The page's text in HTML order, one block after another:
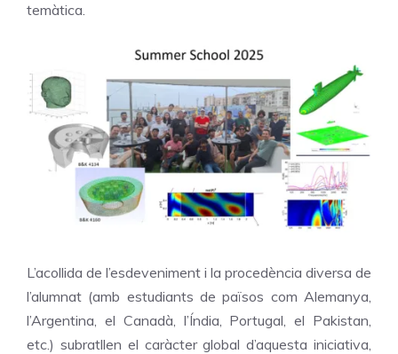
temàtica.
L’acollida de l’esdeveniment i la procedència diversa de
l’alumnat (amb estudiants de països com Alemanya,
l’Argentina, el Canadà, l’Índia, Portugal, el Pakistan,
etc.) subratllen el caràcter global d’aquesta iniciativa,